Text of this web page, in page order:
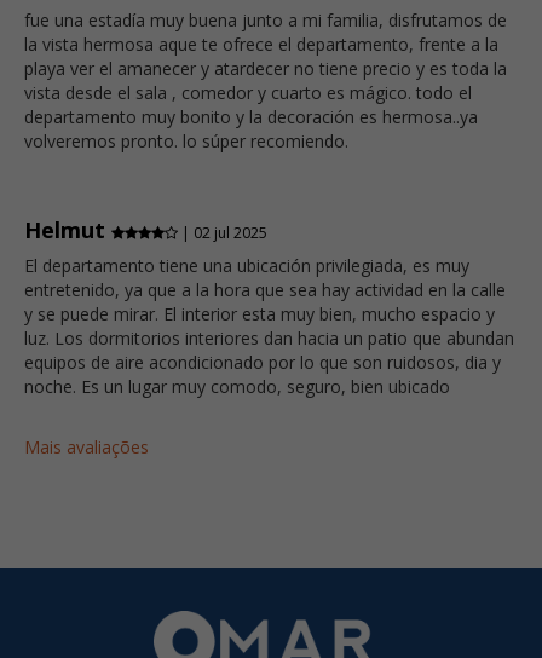
fue una estadía muy buena junto a mi familia, disfrutamos de
la vista hermosa aque te ofrece el departamento, frente a la
playa ver el amanecer y atardecer no tiene precio y es toda la
vista desde el sala , comedor y cuarto es mágico. todo el
departamento muy bonito y la decoración es hermosa..ya
volveremos pronto. lo súper recomiendo.
Helmut | 02 jul 2025
El departamento tiene una ubicación privilegiada, es muy
entretenido, ya que a la hora que sea hay actividad en la calle
y se puede mirar. El interior esta muy bien, mucho espacio y
luz. Los dormitorios interiores dan hacia un patio que abundan
equipos de aire acondicionado por lo que son ruidosos, dia y
noche. Es un lugar muy comodo, seguro, bien ubicado
Mais avaliações